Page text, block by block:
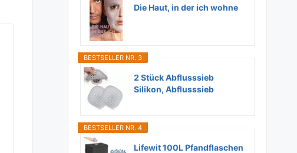
Die Haut, in der ich wohne
BESTSELLER NR. 3
2 Stück Abflusssieb
Silikon, Abflusssieb
BESTSELLER NR. 4
Lifewit 100L Pfandflaschen